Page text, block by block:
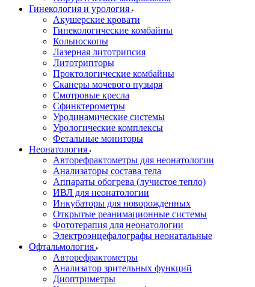
Гинекология и урология
Акушерские кровати
Гинекологические комбайны
Кольпоскопы
Лазерная литотрипсия
Литотрипторы
Проктологические комбайны
Сканеры мочевого пузыря
Смотровые кресла
Сфинктерометры
Уродинамические системы
Урологические комплексы
Фетальные мониторы
Неонатология
Авторефрактометры для неонатологии
Анализаторы состава тела
Аппараты обогрева (лучистое тепло)
ИВЛ для неонатологии
Инкубаторы для новорожденных
Открытые реанимационные системы
Фототерапия для неонатологии
Электроэнцефалографы неонатальные
Офтальмология
Авторефрактометры
Анализатор зрительных функций
Диоптриметры